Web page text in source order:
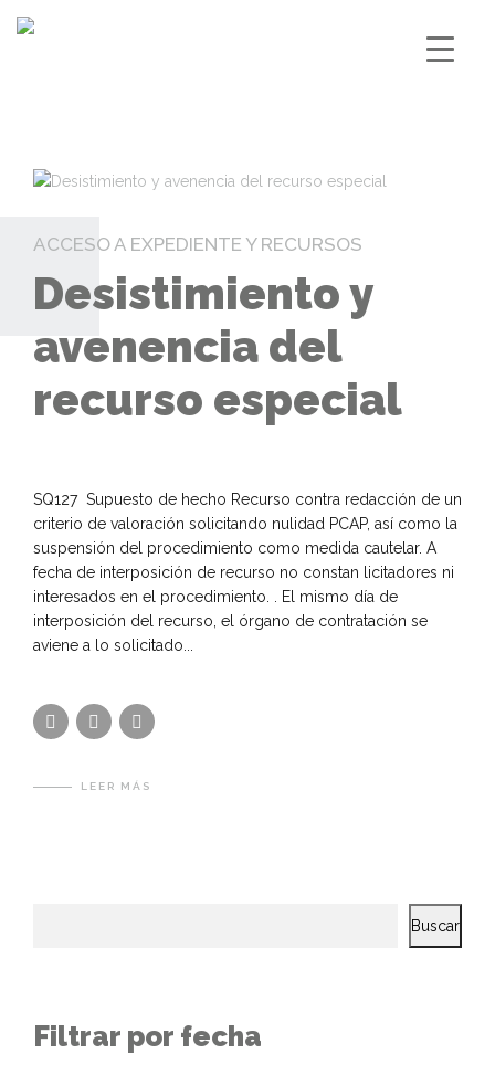
ACCESO A EXPEDIENTE Y RECURSOS
Desistimiento y
avenencia del
recurso especial
SQ127 Supuesto de hecho Recurso contra redacción de un
criterio de valoración solicitando nulidad PCAP, así como la
suspensión del procedimiento como medida cautelar. A
fecha de interposición de recurso no constan licitadores ni
interesados en el procedimiento. . El mismo día de
interposición del recurso, el órgano de contratación se
aviene a lo solicitado...
LEER MÁS
Buscar
Filtrar por fecha